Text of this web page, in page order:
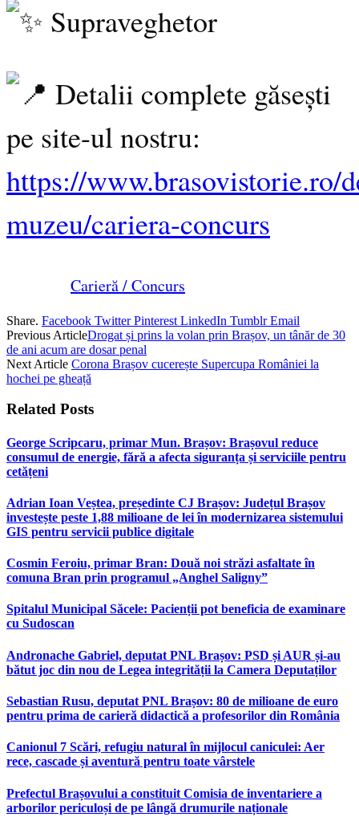
Supraveghetor
Detalii complete găsești
pe site-ul nostru:
https://www.brasovistorie.ro/
muzeu/cariera-concurs
Carieră / Concurs
Share. Facebook Twitter Pinterest LinkedIn Tumblr Email
Previous ArticleDrogat și prins la volan prin Brașov, un tânăr de 30
de ani acum are dosar penal
Next Article Corona Brașov cucerește Supercupa României la
hochei pe gheață
Related Posts
George Scripcaru, primar Mun. Brașov: Brașovul reduce
consumul de energie, fără a afecta siguranța și serviciile pentru
cetățeni
Adrian Ioan Veștea, președinte CJ Brașov: Județul Brașov
investește peste 1,88 milioane de lei în modernizarea sistemului
GIS pentru servicii publice digitale
Cosmin Feroiu, primar Bran: Două noi străzi asfaltate în
comuna Bran prin programul „Anghel Saligny”
Spitalul Municipal Săcele: Pacienții pot beneficia de examinare
cu Sudoscan
Andronache Gabriel, deputat PNL Brașov: PSD și AUR și-au
bătut joc din nou de Legea integrității la Camera Deputaților
Sebastian Rusu, deputat PNL Brașov: 80 de milioane de euro
pentru prima de carieră didactică a profesorilor din România
Canionul 7 Scări, refugiu natural în mijlocul caniculei: Aer
rece, cascade și aventură pentru toate vârstele
Prefectul Brașovului a constituit Comisia de inventariere a
arborilor periculoși de pe lângă drumurile naționale